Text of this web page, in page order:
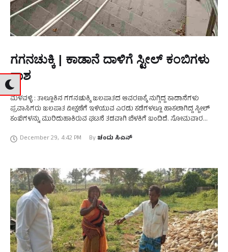
ಗಗನಚುಕ್ಕಿ | ಕಾಡಾನೆ ದಾಳಿಗೆ ಸ್ಟೀಲ್‌ ಕಂಬಿಗಳು
ನಾಶ
ಮಳವಳ್ಳಿ : ತಾಲ್ಲೂಕಿನ ಗಗನಚುಕ್ಕಿ ಜಲಪಾತದ ಆವರಣಕ್ಕೆ ನುಗ್ಗಿದ್ದ ಕಾಡಾನೆಗಳು
ಪ್ರವಾಸಿಗರು ಜಲಪಾತ ವೀಕ್ಷಣೆಗೆ ಇಳಿಯುವ ಎರಡು ಕಡೆಗಳಲ್ಲೂ ಹಾಕಲಾಗಿದ್ದ ಸ್ಟೀಲ್
ಕಂಬಿಗಳನ್ನು ಮುರಿದುಹಾಕಿರುವ ಘಟನೆ ತಡವಾಗಿ ಬೆಳಕಿಗೆ ಬಂದಿದೆ. ಸೋಮವಾರ
ಗಗನ …December 29, 4:42 PM By ಚಂದು ಸಿಎನ್